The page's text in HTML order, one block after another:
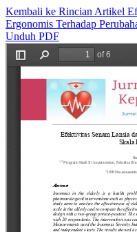
Kembali ke Rincian Artikel
Ergonomis Terhadap
Unduh PDF